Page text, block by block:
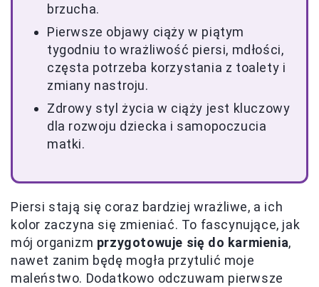
brzucha.
Pierwsze objawy ciąży w piątym
tygodniu to wrażliwość piersi, mdłości,
częsta potrzeba korzystania z toalety i
zmiany nastroju.
Zdrowy styl życia w ciąży jest kluczowy
dla rozwoju dziecka i samopoczucia
matki.
Piersi stają się coraz bardziej wrażliwe, a ich
kolor zaczyna się zmieniać. To fascynujące, jak
mój organizm przygotowuje się do karmienia,
nawet zanim będę mogła przytulić moje
maleństwo. Dodatkowo odczuwam pierwsze